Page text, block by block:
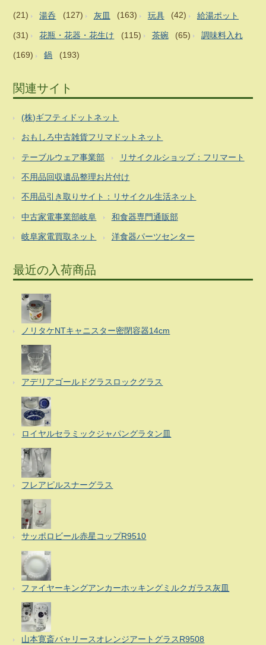
(21) 湯呑 (127) 灰皿 (163) 玩具 (42) 給湯ポット
(31) 花瓶・花器・花生け (115) 茶碗 (65) 調味料入れ
(169) 鍋 (193)
関連サイト
(株)ギフティドットネット
おもしろ中古雑貨フリマドットネット
テーブルウェア事業部 リサイクルショップ：フリマート
不用品回収遺品整理お片付け
不用品引き取りサイト：リサイクル生活ネット
中古家電事業部岐阜 和食器専門通販部
岐阜家電買取ネット 洋食器パーツセンター
最近の入荷商品
ノリタケNTキャニスター密閉容器14cm
アデリアゴールドグラスロックグラス
ロイヤルセラミックジャパングラタン皿
フレアピルスナーグラス
サッポロビール赤星コップR9510
ファイヤーキングアンカーホッキングミルクガラス灰皿
山本寛斎バャリースオレンジアートグラスR9508